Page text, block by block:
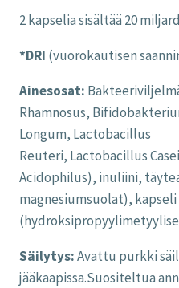
2 kapselia sisältää 20
*DRI (vuorokautisen
Ainesosat:
Rhamnosus,
Longum, Lactobacillus
Reuteri, Lactobacillus
Acidophilus), inuliini,
magnesiumsuolat), kapseli
Säilytys:Avattu purkki
jääkaapissa.Suositeltua